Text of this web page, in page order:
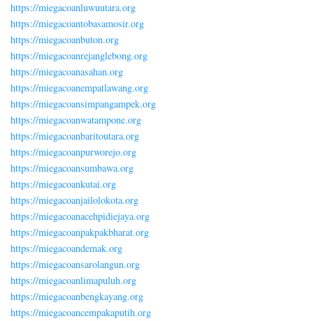
https://miegacoanluwuutara.org
https://miegacoantobasamosir.org
https://miegacoanbuton.org
https://miegacoanrejanglebong.org
https://miegacoanasahan.org
https://miegacoanempatlawang.org
https://miegacoansimpangampek.org
https://miegacoanwatampone.org
https://miegacoanbaritoutara.org
https://miegacoanpurworejo.org
https://miegacoansumbawa.org
https://miegacoankutai.org
https://miegacoanjailolokota.org
https://miegacoanacehpidiejaya.org
https://miegacoanpakpakbharat.org
https://miegacoandemak.org
https://miegacoansarolangun.org
https://miegacoanlimapuluh.org
https://miegacoanbengkayang.org
https://miegacoancempakaputih.org